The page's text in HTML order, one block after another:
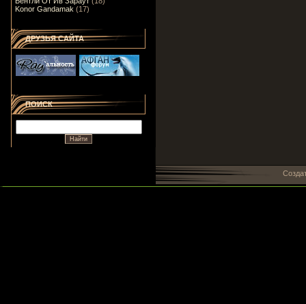
Konor Gandamak (17)
ДРУЗЬЯ САЙТА
ПОИСК